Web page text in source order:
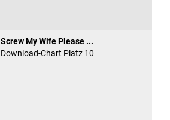
Screw My Wife Please ...
Download-Chart Platz 10